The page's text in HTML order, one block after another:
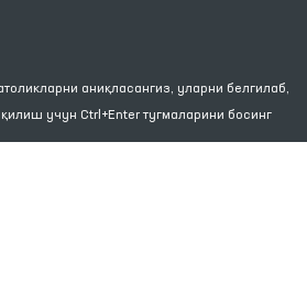
аниқласангиз, уларни белгилаб,
учун Ctrl+Enter тугмаларини босинг